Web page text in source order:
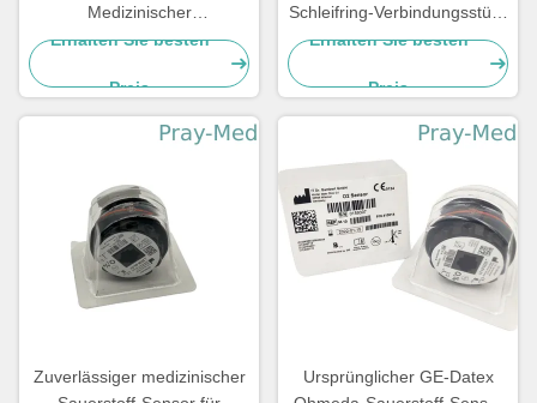
Medizinischer
Sauerstoffsensor
Gehäusehalter mit Kabel für
Fabius
Erhalten Sie besten
Preis
Schleifring-Verbindungsstück
Drager 6850645
Erhalten Sie besten
Preis
Zuverlässiger medizinischer
Ursprünglicher GE-Datex